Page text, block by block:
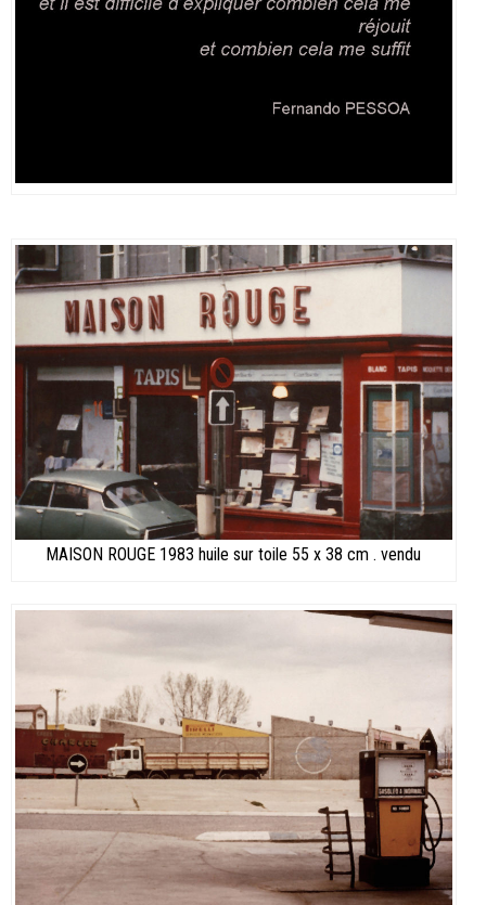
MAISON ROUGE 1983 huile sur toile 55 x 38 cm . vendu